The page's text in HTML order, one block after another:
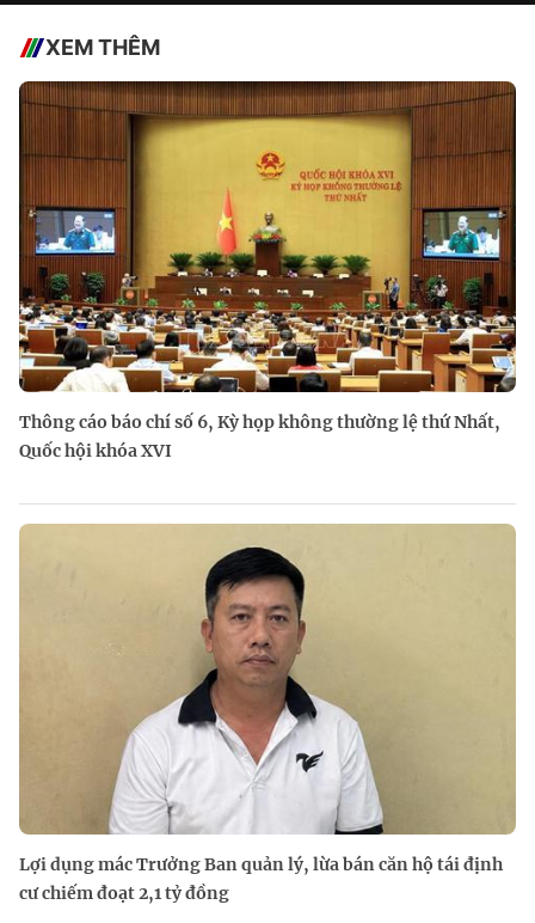
XEM THÊM
Thông cáo báo chí số 6, Kỳ họp không thường lệ thứ Nhất,
Quốc hội khóa XVI
Lợi dụng mác Trưởng Ban quản lý, lừa bán căn hộ tái định
cư chiếm đoạt 2,1 tỷ đồng